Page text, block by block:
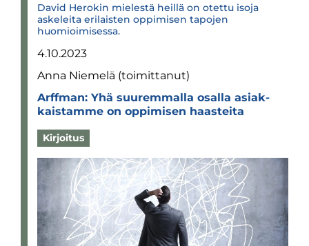
David Herokin mielestä heillä on otettu isoja
askeleita erilaisten oppimisen tapojen
huomioimisessa.
4.10.2023
Anna Niemelä (toimittanut)
Arff­man: Yhä suu­rem­malla osalla asiak­
kais­tamme on oppi­mi­sen haas­teita
Kirjoitus